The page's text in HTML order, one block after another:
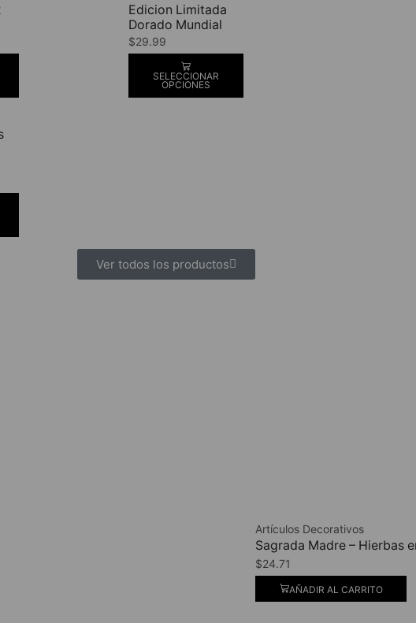
Edicion Limitada
Dorado Mundial
$29.99
SELECCIONAR
OPCIONES
Ver todos los productos
Artículos Decorativos
Sagrada Madre – Hierbas
$24.71
AÑADIR AL CARRITO